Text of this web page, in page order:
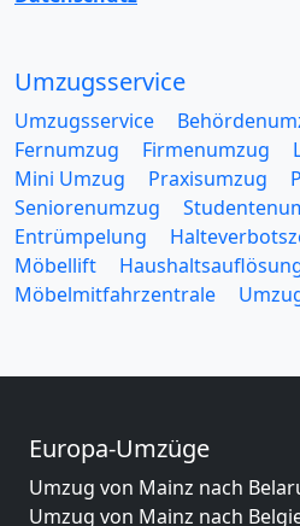
Umzugsservice
Umzugsservice
Fernumzug
Firmenumzug
Mini Umzug
Praxisumzug
Seniorenumzug
Entrümpelung
Möbellift
Möbelmitfahrzentrale
Europa-Umzüge
Umzug von Mainz nach
Umzug von Mainz nach